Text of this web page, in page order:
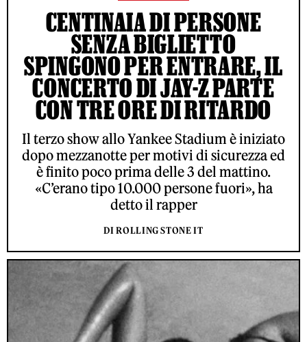
CENTINAIA DI PERSONE
SENZA BIGLIETTO
SPINGONO PER ENTRARE, IL
CONCERTO DI JAY-Z PARTE
CON TRE ORE DI RITARDO
Il terzo show allo Yankee Stadium è iniziato
dopo mezzanotte per motivi di sicurezza ed
è finito poco prima delle 3 del mattino.
«C’erano tipo 10.000 persone fuori», ha
detto il rapper
DI ROLLING STONE IT